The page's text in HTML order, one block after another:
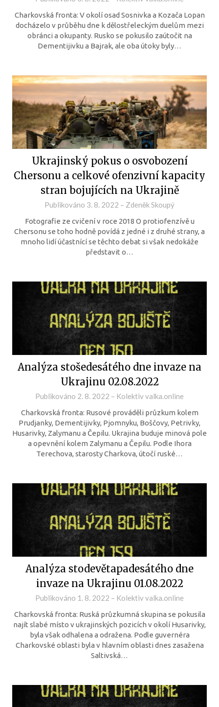
Charkovská fronta: V okolí osad Sosnivka a Kozača Lopan
docházelo v průběhu dne k dělostřeleckým duelům mezi
obránci a okupanty. Rusko se pokusilo zaútočit na
Dementijivku a Bajrak, ale oba útoky byly…
Ukrajinský pokus o osvobození
Chersonu a celkové ofenzivní kapacity
stran bojujících na Ukrajině
Publikováno 3. 8. 2022 – Zdeněk Skoupý
Fotografie ze cvičení v roce 2018 O protiofenzívě u
Chersonu se toho hodně povídá z jedné i z druhé strany, a
mnoho lidí účastnící se těchto debat si však nedokáže
představit o…
Analýza stošedesátého dne invaze na
Ukrajinu 02.08.2022
Publikováno 2. 8. 2022 – Kolektiv valka.online
Charkovská fronta: Rusové prováděli průzkum kolem
Prudjanky, Dementijivky, Pjomnyku, Boščovy, Petrivky,
Husarivky, Zalymanu a Čepilu. Ukrajina buduje minová pole
a opevnění kolem Zalymanu a Čepilu. Podle Ihora
Terechova, starosty Charkova, útočí ruské…
Analýza stodevětapadesátého dne
invaze na Ukrajinu 01.08.2022
Publikováno 1. 8. 2022 – Kolektiv valka.online
Charkovská fronta: Ruská průzkumná skupina se pokusila
najít slabé místo v ukrajinských pozicích v okolí Husarivky,
byla však odhalena a odražena. Podle guvernéra
Charkovské oblasti byla v hlavním oblasti dnes zasažena
Saltivská…